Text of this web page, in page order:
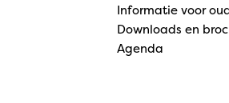
Informatie voor
Downloads en
Agenda